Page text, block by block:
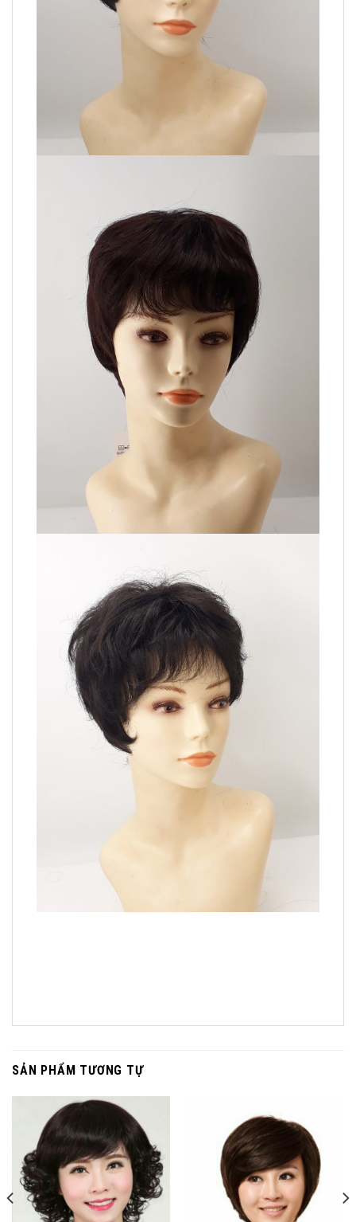
SẢN PHẨM TƯƠNG TỰ